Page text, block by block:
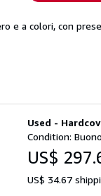
e a colori, con
Used -
Condition:
US$
US$ 34.67